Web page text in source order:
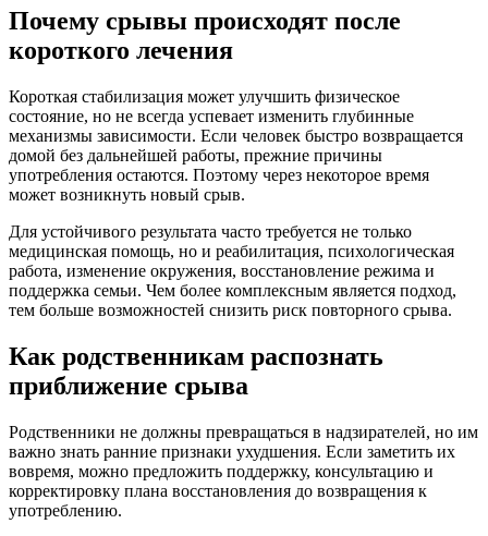
Почему срывы происходят после
короткого лечения
Короткая стабилизация может улучшить физическое
состояние, но не всегда успевает изменить глубинные
механизмы зависимости. Если человек быстро возвращается
домой без дальнейшей работы, прежние причины
употребления остаются. Поэтому через некоторое время
может возникнуть новый срыв.
Для устойчивого результата часто требуется не только
медицинская помощь, но и реабилитация, психологическая
работа, изменение окружения, восстановление режима и
поддержка семьи. Чем более комплексным является подход,
тем больше возможностей снизить риск повторного срыва.
Как родственникам распознать
приближение срыва
Родственники не должны превращаться в надзирателей, но им
важно знать ранние признаки ухудшения. Если заметить их
вовремя, можно предложить поддержку, консультацию и
корректировку плана восстановления до возвращения к
употреблению.